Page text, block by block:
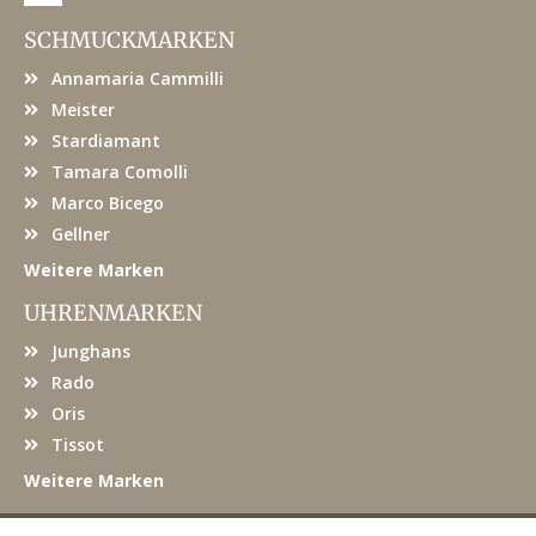
e
b
o
SCHMUCKMARKEN
Annamaria Cammilli
Meister
Stardiamant
Tamara Comolli
Marco Bicego
Gellner
Weitere Marken
UHRENMARKEN
Junghans
Rado
Oris
Tissot
Weitere Marken